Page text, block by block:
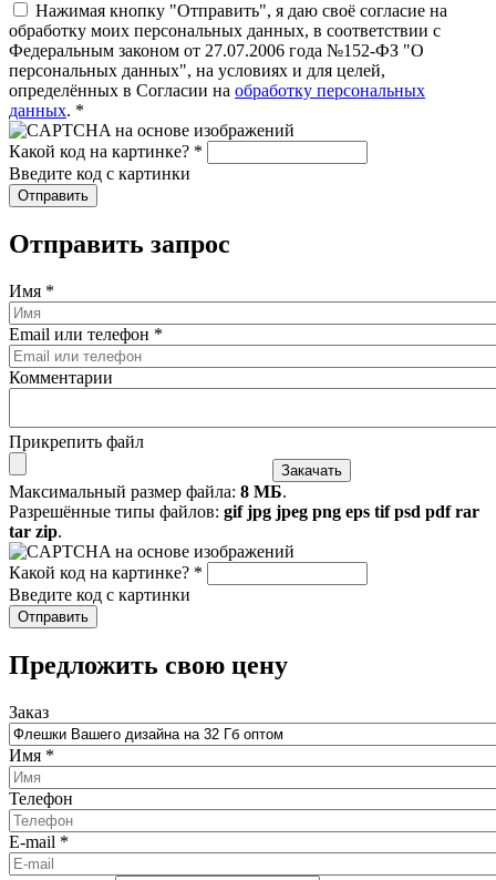
Нажимая кнопку "Отправить", я даю своё согласие на
обработку моих персональных данных, в соответствии с
Федеральным законом от 27.07.2006 года №152-ФЗ "О
персональных данных", на условиях и для целей,
определённых в Согласии на обработку персональных
данных. *
Какой код на картинке? *
Введите код с картинки
Отправить запрос
Имя *
Email или телефон *
Комментарии
Прикрепить файл
Максимальный размер файла: 8 МБ.
Разрешённые типы файлов: gif jpg jpeg png eps tif psd pdf rar
tar zip.
Какой код на картинке? *
Введите код с картинки
​Предложить свою цену
Заказ
Имя *
Телефон
E-mail *